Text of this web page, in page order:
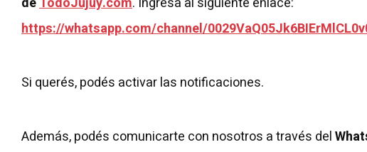
https://whatsapp.com/channel/
Si querés, podés activar las notificaciones.
Además, podés comunicarte con nosotros a través del